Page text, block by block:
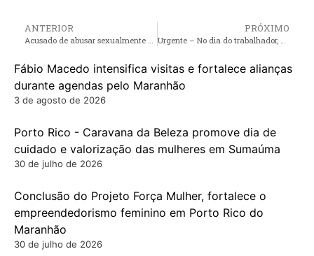
ANTERIOR
Acusado de abusar sexualmente de sua enteada de 7 anos, é preso pela Policia em Presidente Sarney
PRÓXIMO
Urgente – No dia do trabalhador, professores saem às ruas e fazem protesto após Prefeito Luciano Genésio descumprir acordo do precatório
Fábio Macedo intensifica visitas e fortalece alianças
durante agendas pelo Maranhão
3 de agosto de 2026
Porto Rico - Caravana da Beleza promove dia de
cuidado e valorização das mulheres em Sumaúma
30 de julho de 2026
Conclusão do Projeto Força Mulher, fortalece o
empreendedorismo feminino em Porto Rico do
Maranhão
30 de julho de 2026